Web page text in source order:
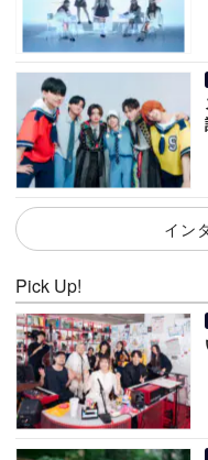
イン
Pick Up!